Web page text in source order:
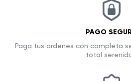
PAGO
Paga tus ordenes con completa
total